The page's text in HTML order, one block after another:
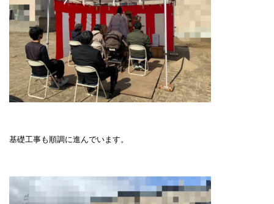
基礎工事も順調に進んでいます。